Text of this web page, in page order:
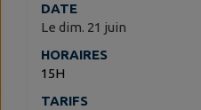
DATE
Le dim. 21 juin
HORAIRES
15H
TARIFS